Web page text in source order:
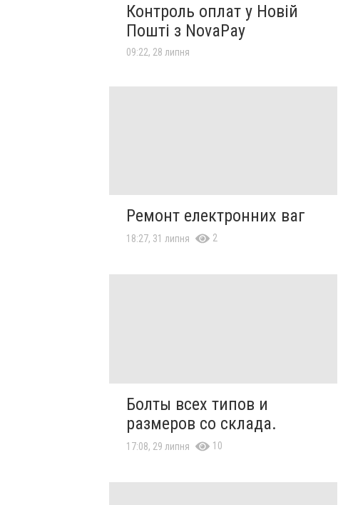
Контроль оплат у Новій
Пошті з NovaPay
09:22, 28 липня
Ремонт електронних ваг
18:27, 31 липня 2
Болты всех типов и
размеров со склада.
17:08, 29 липня 10